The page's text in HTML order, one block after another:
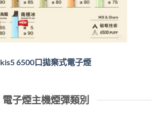
kis5 6500口拋棄式電子煙
電子煙主機煙彈類別